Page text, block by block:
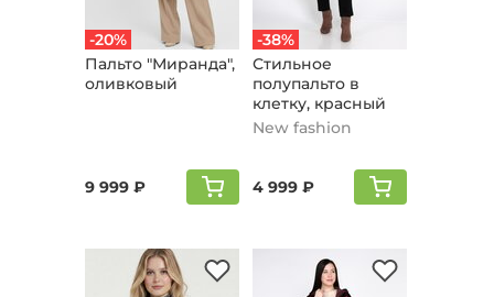
-20%
Пальто "Мирaнда",
оливковый
9 999 ₽
-38%
Стильное
полупальто в
клетку, красный
New fashion
4 999 ₽